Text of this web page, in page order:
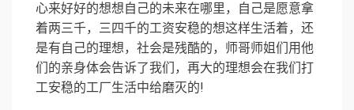
心来好好的想想自己的未来在哪里，自己是愿意拿
着两三千，三四千的工资安稳的想这样生活着，还
是有自己的理想，社会是残酷的，师哥师姐们用他
们的亲身体会告诉了我们，再大的理想会在我们打
工安稳的工厂生活中给磨灭的!